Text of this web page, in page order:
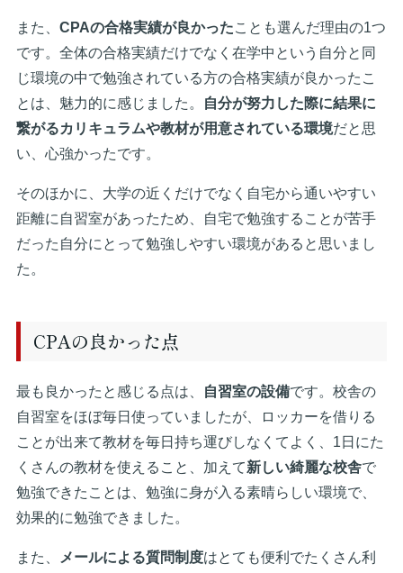
また、 CPAの合格実績が良かったことも選んだ理由の1つ
です。全体の合格実績だけでなく在学中という自分と同
じ環境の中で勉強されている方の合格実績が良かったこ
とは、魅力的に感じました。
自分が努力した際に結果に
繋がるカリキュラムや教材が用意されている環境だと思
い、心強かったです。
そのほかに、大学の近くだけでなく自宅から通いやすい
距離に自習室があったため、自宅で勉強することが苦手
だった自分にとって勉強しやすい環境があると思いまし
た。
CPAの良かった点
最も良かったと感じる点は、 自習室の設備です。校舎の
自習室をほぼ毎日使っていましたが、ロッカーを借りる
ことが出来て教材を毎日持ち運びしなくてよく、1日にた
くさんの教材を使えること、加えて新しい綺麗な校舎で
勉強できたことは、勉強に身が入る素晴らしい環境で、
効果的に勉強できました。
また、 メールによる質問制度はとても便利でたくさん利